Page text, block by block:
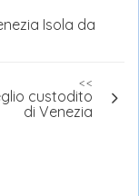
Isola da
<<
custodito
di Venezia